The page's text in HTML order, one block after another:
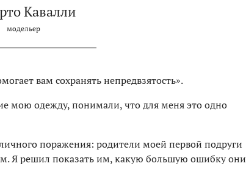
Кавалли
модельер
вам сохранять непредвзятость».
мою одежду, понимали, что для меня это одно
поражения: родители моей первой подруги
Я решил показать им, какую большую ошибку они